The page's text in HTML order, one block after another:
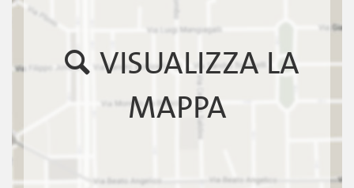
VISUALIZZA LA
MAPPA